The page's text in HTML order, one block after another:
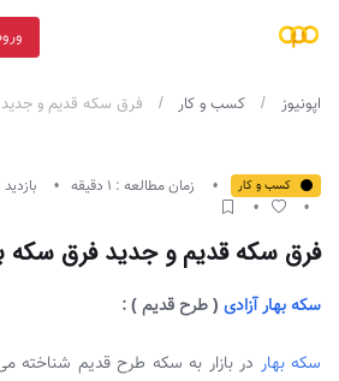
اپونیوز کسب و کار فرق سکه قدیم و جدید
کسب و کار زمان مطالعه : 1 دقیقه بازدید :
فرق سکه قدیم و جدید فرق سکه
سکه بهار آزادی ( طرح قدیم ) :
سکه بهار در بازار به سکه طرح قدیم شناخته